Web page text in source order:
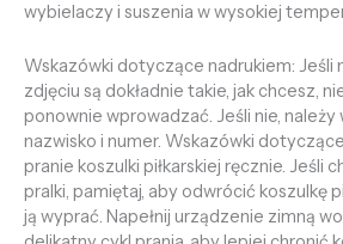
wybielaczy i suszenia w wysokiej
Wskazówki dotyczące nadrukiem: Jeśli
zdjęciu są dokładnie takie, jak chcesz,
ponownie wprowadzać. Jeśli nie,
nazwisko i numer. Wskazówki
pranie koszulki piłkarskiej ręcznie. Jeśli
pralki, pamiętaj, aby odwrócić koszulkę
ją wyprać. Napełnij urządzenie zimną